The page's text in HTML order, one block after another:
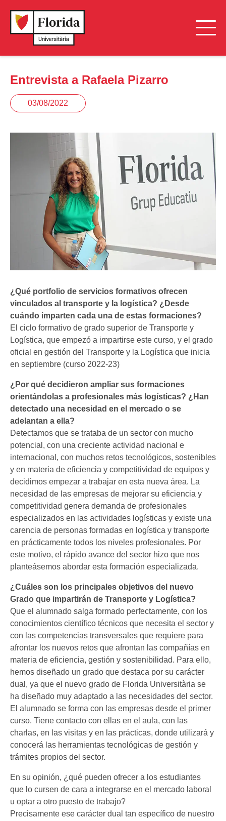
Entrevista a Rafaela Pizarro
03/08/2022
¿Qué portfolio de servicios formativos ofrecen
vinculados al transporte y la logística? ¿Desde
cuándo imparten cada una de estas formaciones?
El ciclo formativo de grado superior de Transporte y
Logística, que empezó a impartirse este curso, y el grado
oficial en gestión del Transporte y la Logística que inicia
en septiembre (curso 2022-23)
¿Por qué decidieron ampliar sus formaciones
orientándolas a profesionales más logísticas? ¿Han
detectado una necesidad en el mercado o se
adelantan a ella?
Detectamos que se trataba de un sector con mucho
potencial, con una creciente actividad nacional e
internacional, con muchos retos tecnológicos, sostenibles
y en materia de eficiencia y competitividad de equipos y
decidimos empezar a trabajar en esta nueva área. La
necesidad de las empresas de mejorar su eficiencia y
competitividad genera demanda de profesionales
especializados en las actividades logísticas y existe una
carencia de personas formadas en logística y transporte
en prácticamente todos los niveles profesionales. Por
este motivo, el rápido avance del sector hizo que nos
planteásemos abordar esta formación especializada.
¿Cuáles son los principales objetivos del nuevo
Grado que impartirán de Transporte y Logística?
Que el alumnado salga formado perfectamente, con los
conocimientos científico técnicos que necesita el sector y
con las competencias transversales que requiere para
afrontar los nuevos retos que afrontan las compañías en
materia de eficiencia, gestión y sostenibilidad. Para ello,
hemos diseñado un grado que destaca por su carácter
dual, ya que el nuevo grado de Florida Universitària se
ha diseñado muy adaptado a las necesidades del sector.
El alumnado se forma con las empresas desde el primer
curso. Tiene contacto con ellas en el aula, con las
charlas, en las visitas y en las prácticas, donde utilizará y
conocerá las herramientas tecnológicas de gestión y
trámites propios del sector.
En su opinión, ¿qué pueden ofrecer a los estudiantes
que lo cursen de cara a integrarse en el mercado laboral
u optar a otro puesto de trabajo?
Precisamente ese carácter dual tan específico de nuestro